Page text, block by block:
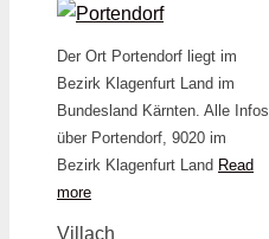
Der Ort Portendorf liegt im
Bezirk Klagenfurt Land im
Bundesland Kärnten. Alle Infos
über Portendorf, 9020 im
Bezirk Klagenfurt Land Read
more
Villach